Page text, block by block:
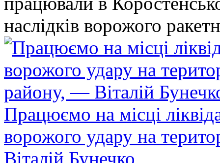
наслідків ворожого
Працюємо на місці
ворожого удару на
Віталій Бунечко